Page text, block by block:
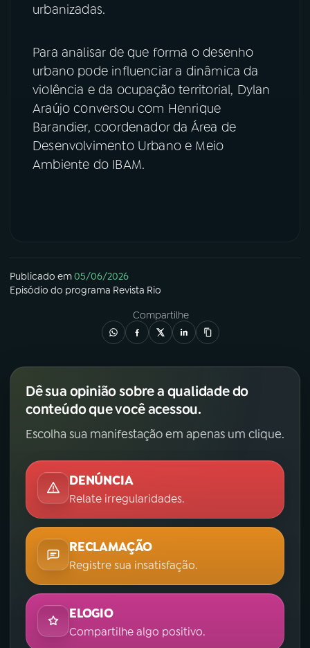
TikTok
urbanizadas.
Para analisar de que forma o desenho
urbano pode influenciar a dinâmica da
violência e da ocupação territorial, Dylan
Araújo conversou com Henrique
Barandier, coordenador da Área de
Desenvolvimento Urbano e Meio
Ambiente do IBAM.
Publicado em05/06/2026
Episódio do programa Revista Rio
Compartilhe
Dê sua opinião sobre a qualidade do
conteúdo que você acessou.
Escolha sua manifestação em apenas um clique.
DENÚNCIA
Relate irregularidades.
RECLAMAÇÃO
Registre sua insatisfação.
ELOGIO
Compartilhe algo positivo.